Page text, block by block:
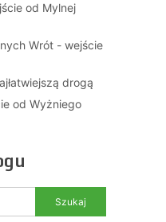
od Mylnej
Wrót - wejście
drogą
od Wyżniego